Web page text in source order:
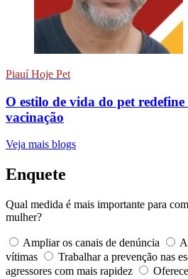
Piauí Hoje Pet
O estilo de vida do pet redefine
vacinação
Veja mais blogs
Enquete
Qual medida é mais importante para
mulher?
Ampliar os canais de denúncia
vítimas
Trabalhar a prevenção nas
agressores com mais rapidez